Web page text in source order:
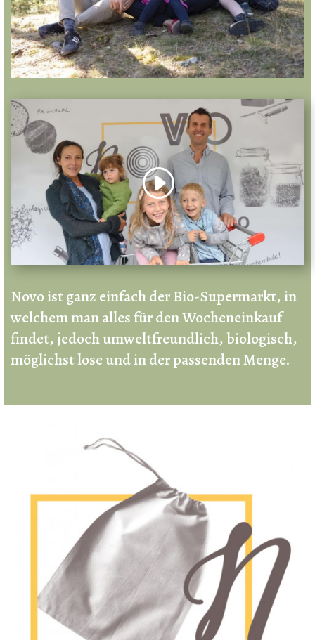
Novo ist ganz einfach der Bio-Supermarkt, in
welchem man alles für den Wocheneinkauf
findet, jedoch umweltfreundlich, biologisch,
möglichst lose und in der passenden Menge.